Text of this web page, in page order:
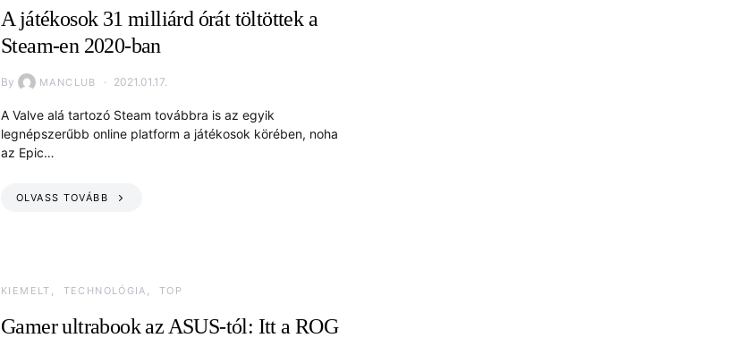
A játékosok 31 milliárd órát töltöttek a
Steam-en 2020-ban
By MANCLUB 2021.01.17.
A Valve alá tartozó Steam továbbra is az egyik
legnépszerűbb online platform a játékosok körében, noha
az Epic…
OLVASS TOVÁBB
KIEMELT TECHNOLÓGIA TOP
Gamer ultrabook az ASUS-tól: Itt a ROG